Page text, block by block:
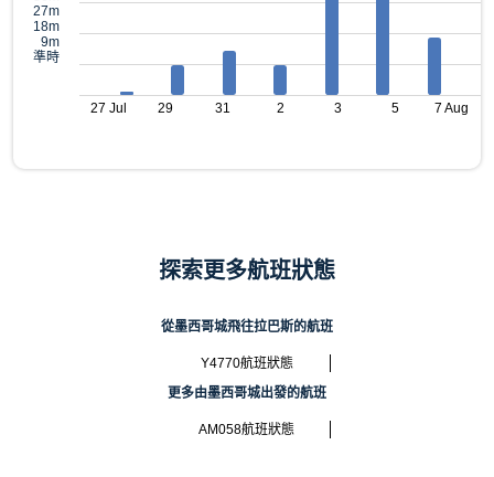
27m
18m
9m
準時
27 Jul 29 31 2 3 5 7 Aug
探索更多航班狀態
從墨西哥城飛往拉巴斯的航班
Y4770航班狀態
更多由墨西哥城出發的航班
AM058航班狀態